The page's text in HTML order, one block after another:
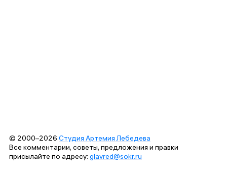
© 2000–2026 Студия Артемия Лебедева
Все комментарии, советы, предложения и правки
присылайте по адресу: glavred@sokr.ru